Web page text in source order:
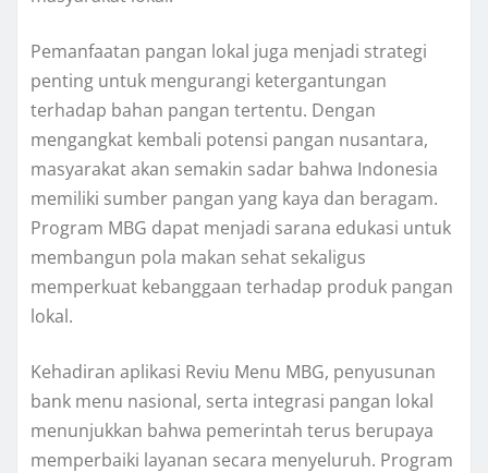
Pemanfaatan pangan lokal juga menjadi strategi
penting untuk mengurangi ketergantungan
terhadap bahan pangan tertentu. Dengan
mengangkat kembali potensi pangan nusantara,
masyarakat akan semakin sadar bahwa Indonesia
memiliki sumber pangan yang kaya dan beragam.
Program MBG dapat menjadi sarana edukasi untuk
membangun pola makan sehat sekaligus
memperkuat kebanggaan terhadap produk pangan
lokal.
Kehadiran aplikasi Reviu Menu MBG, penyusunan
bank menu nasional, serta integrasi pangan lokal
menunjukkan bahwa pemerintah terus berupaya
memperbaiki layanan secara menyeluruh. Program